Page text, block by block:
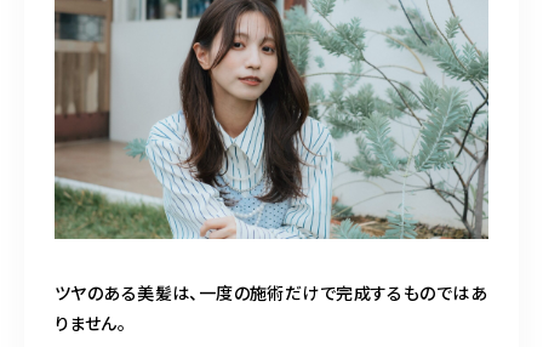
ツヤのある美髪は、一度の施術だけで完成するものではあ
りません。